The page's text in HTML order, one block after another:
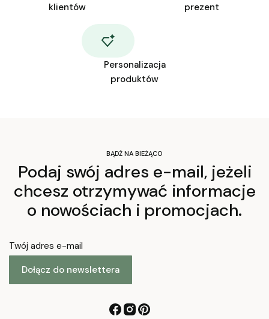
klientów
prezent
Personalizacja
produktów
BĄDŹ NA BIEŻĄCO
Podaj swój adres e-mail, jeżeli
chcesz otrzymywać informacje
o nowościach i promocjach.
Twój adres e-mail
Dołącz do newslettera